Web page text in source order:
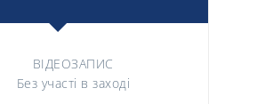
ВІДЕОЗАПИС
Без участі в заході